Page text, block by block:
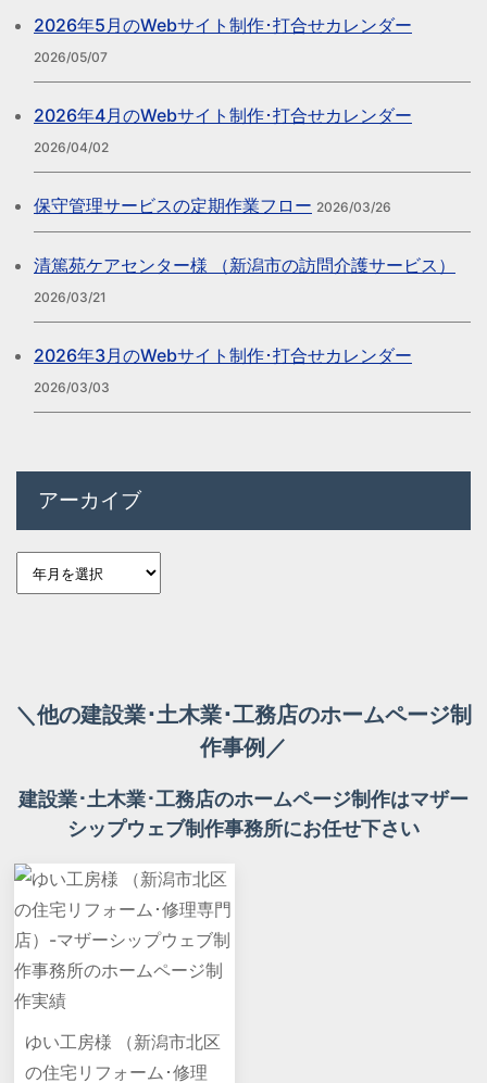
2026年5月のWebサイト制作･打合せカレンダー
2026/05/07
2026年4月のWebサイト制作･打合せカレンダー
2026/04/02
保守管理サービスの定期作業フロー 2026/03/26
清篤苑ケアセンター様 （新潟市の訪問介護サービス）
2026/03/21
2026年3月のWebサイト制作･打合せカレンダー
2026/03/03
アーカイブ
＼他の建設業･土木業･工務店のホームページ制
作事例／
建設業･土木業･工務店のホームページ制作はマザー
シップウェブ制作事務所にお任せ下さい
ゆい工房様 （新潟市北区
の住宅リフォーム･修理